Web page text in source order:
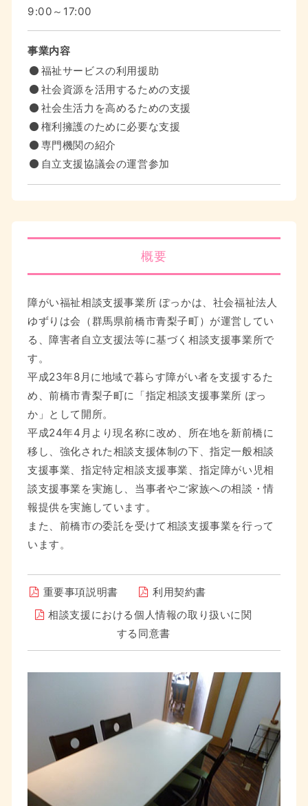
9:00～17:00
事業内容
福祉サービスの利用援助
社会資源を活用するための支援
社会生活力を高めるための支援
権利擁護のために必要な支援
専門機関の紹介
自立支援協議会の運営参加
概要
障がい福祉相談支援事業所 ぽっかは、社会福祉法人
ゆずりは会（群馬県前橋市青梨子町）が運営してい
る、障害者自立支援法等に基づく相談支援事業所で
す。
平成23年8月に地域で暮らす障がい者を支援するた
め、前橋市青梨子町に「指定相談支援事業所 ぽっ
か」として開所。
平成24年4月より現名称に改め、所在地を新前橋に
移し、強化された相談支援体制の下、指定一般相談
支援事業、指定特定相談支援事業、指定障がい児相
談支援事業を実施し、当事者やご家族への相談・情
報提供を実施しています。
また、前橋市の委託を受けて相談支援事業を行って
います。
重要事項説明書
利用契約書
相談支援における個人情報の取り扱いに関
する同意書